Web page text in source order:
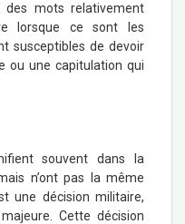
des mots relativement
lorsque ce sont les
susceptibles de devoir
ou une capitulation qui
souvent dans la
n’ont pas la même
une décision militaire,
Cette décision